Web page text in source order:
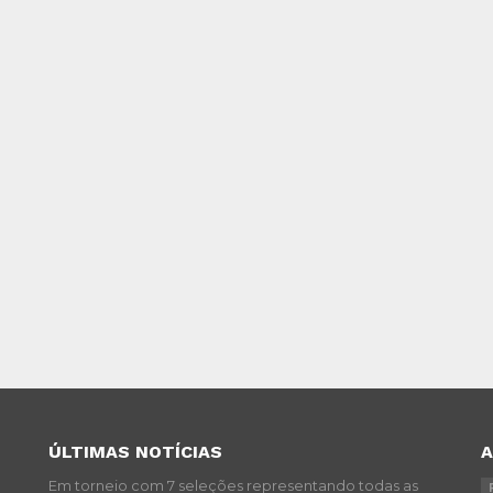
ÚLTIMAS NOTÍCIAS
Em torneio com 7 seleções representando todas as